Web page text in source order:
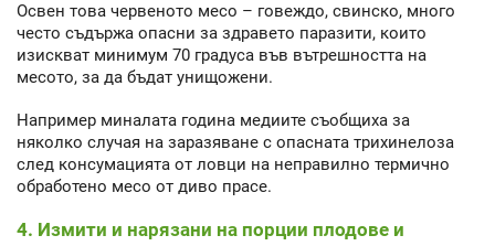
Освен това червеното месо – говеждо, свинско, много
често съдържа опасни за здравето паразити, които
изискват минимум 70 градуса във вътрешността на
месото, за да бъдат унищожени.
Например миналата година медиите съобщиха за
няколко случая на заразяване с опасната трихинелоза
след консумацията от ловци на неправилно термично
обработено месо от диво прасе.
4. Измити и нарязани на порции плодове и